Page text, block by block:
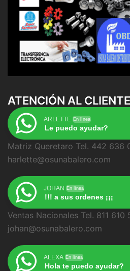
ATENCIÓN AL CLIENTE
ARLETTE En línea
Le puedo ayudar?
Matriz Queretaro Tel.
harlette@osunabalero.com
JOHAN En línea
!!! a sus ordenes ¡¡¡
Ventas Nacionales Tel.
johan@osunabalero.com
ALEXA En línea
Hola te puedo ayudar?